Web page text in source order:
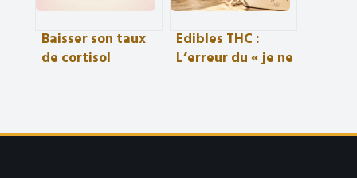
Baisser son taux
de cortisol
quotidien
Edibles THC :
L’erreur du « je ne